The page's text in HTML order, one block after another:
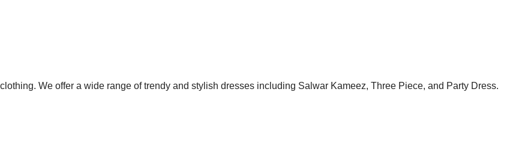
We offer a wide range of trendy and stylish dresses including Salwar Kameez, Three Piece, and Party Dress.